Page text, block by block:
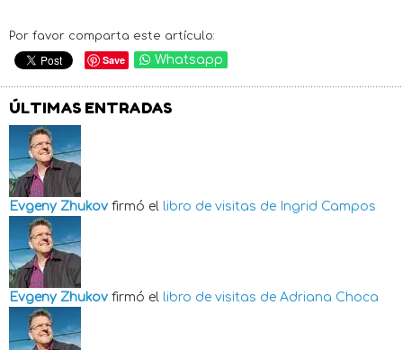
Por favor comparta este artículo:
Save Whatsapp
ÚLTIMAS ENTRADAS
Evgeny Zhukov firmó el libro de visitas de Ingrid Campos
Evgeny Zhukov firmó el libro de visitas de Adriana Choca